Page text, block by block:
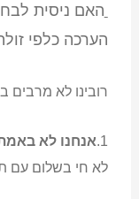
האם ניסית
הערכה כלפי
רובינו לא
1. אנחנו לא
לא חי בשלום עם